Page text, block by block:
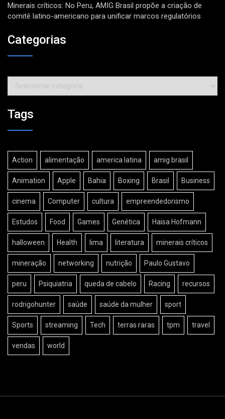
Minerais críticos: No Peru, AMIG Brasil propõe a criação de
comitê latino-americano para unificar marcos regulatórios
Categorias
Categorias
Tags
Action alimentação america latina amig brasil
Animation Apple Bahia Boxing Brasil Business
cinema Computer cultura empreendedorismo
Estudos Food Games Genética Haisa Hofmann
halloween Health lima literatura minerais críticos
mineração networking nutrição Paulo Gustavo
peru Psiquiatria queda de cabelo Racing recursos
rodrigohunter saúde saúde da mulher sport
Sports streaming Tech terras raras tpm travel
vendas world